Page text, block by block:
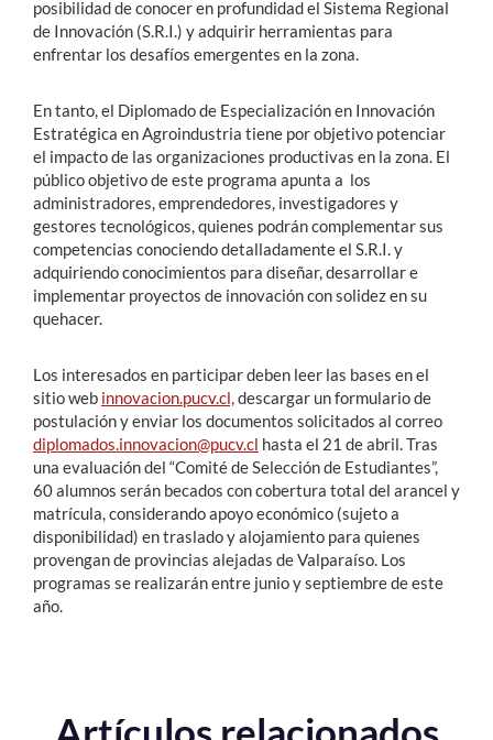
posibilidad de conocer en profundidad el Sistema Regional
de Innovación (S.R.I.) y adquirir herramientas para
enfrentar los desafíos emergentes en la zona.
En tanto, el Diplomado de Especialización en Innovación
Estratégica en Agroindustria tiene por objetivo potenciar
el impacto de las organizaciones productivas en la zona. El
público objetivo de este programa apunta a los
administradores, emprendedores, investigadores y
gestores tecnológicos, quienes podrán complementar sus
competencias conociendo detalladamente el S.R.I. y
adquiriendo conocimientos para diseñar, desarrollar e
implementar proyectos de innovación con solidez en su
quehacer.
Los interesados en participar deben leer las bases en el
sitio web innovacion.pucv.cl,descargar un formulario de
postulación y enviar los documentos solicitados al correo
diplomados.innovacion@pucv.cl hasta el 21 de abril. Tras
una evaluación del “Comité de Selección de Estudiantes”,
60 alumnos serán becados con cobertura total del arancel y
matrícula, considerando apoyo económico (sujeto a
disponibilidad) en traslado y alojamiento para quienes
provengan de provincias alejadas de Valparaíso. Los
programas se realizarán entre junio y septiembre de este
año.